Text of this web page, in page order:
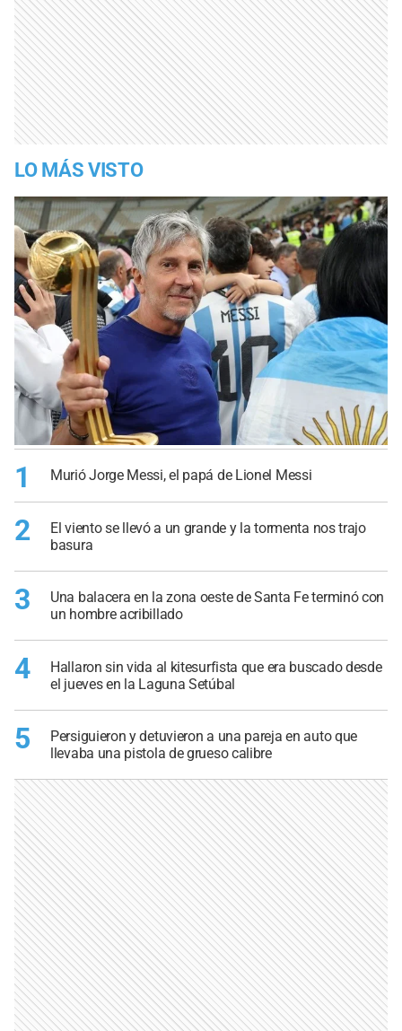
LO MÁS VISTO
1 Murió Jorge Messi, el papá de Lionel Messi
2
El viento se llevó a un grande y la tormenta nos trajo
basura
3
Una balacera en la zona oeste de Santa Fe terminó con
un hombre acribillado
4
Hallaron sin vida al kitesurfista que era buscado desde
el jueves en la Laguna Setúbal
5
Persiguieron y detuvieron a una pareja en auto que
llevaba una pistola de grueso calibre